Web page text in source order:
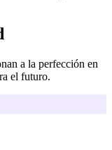
a la perfección en
el futuro.